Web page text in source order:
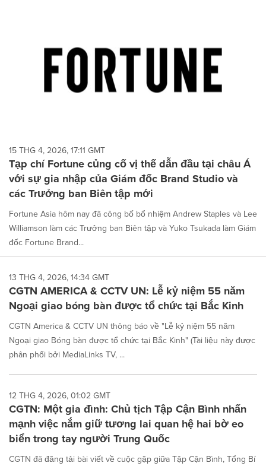
each
option
is
selected.
15 THG 4, 2026, 17:11 GMT
Tạp chí Fortune củng cố vị thế dẫn đầu tại châu Á
với sự gia nhập của Giám đốc Brand Studio và
các Trưởng ban Biên tập mới
Fortune Asia hôm nay đã công bố bổ nhiệm Andrew Staples và Lee
Williamson làm các Trưởng ban Biên tập và Yuko Tsukada làm Giám
đốc Fortune Brand...
13 THG 4, 2026, 14:34 GMT
CGTN AMERICA & CCTV UN: Lễ kỷ niệm 55 năm
Ngoại giao bóng bàn được tổ chức tại Bắc Kinh
CGTN America & CCTV UN thông báo về "Lễ kỷ niệm 55 năm
Ngoại giao Bóng bàn được tổ chức tại Bắc Kinh" (Tài liệu này được
phân phối bởi MediaLinks TV, ...
12 THG 4, 2026, 01:02 GMT
CGTN: Một gia đình: Chủ tịch Tập Cận Bình nhấn
mạnh việc nắm giữ tương lai quan hệ hai bờ eo
biển trong tay người Trung Quốc
CGTN đã đăng tải bài viết về cuộc gặp giữa Tập Cận Bình, Tổng Bí